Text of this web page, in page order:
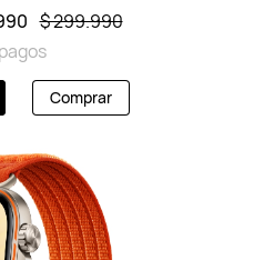
$ 299.990
Comprar